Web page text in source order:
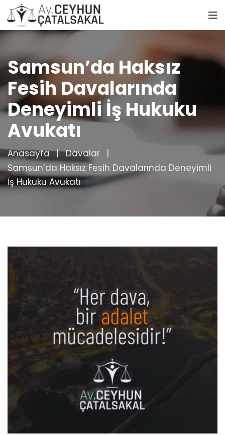
Samsun’da Haksız
Fesih Davalarında
Deneyimli İş Hukuku
Avukatı
Anasayfa
Davalar
Samsun’da Haksız Fesih Davalarında Deneyimli
İş Hukuku Avukatı